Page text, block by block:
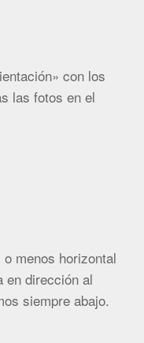
con los
las fotos en el
menos horizontal
en dirección al
siempre abajo.